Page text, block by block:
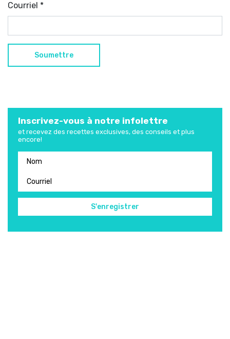
Courriel *
Inscrivez-vous à notre infolettre
et recevez des recettes exclusives, des conseils et plus
encore!